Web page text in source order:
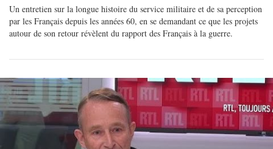
Un entretien sur la longue histoire du service militaire et de sa perception
par les Français depuis les années 60, en se demandant ce que les projets
autour de son retour révèlent du rapport des Français à la guerre.